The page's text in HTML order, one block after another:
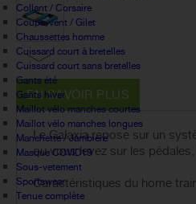
Collant / Corsaire
Coupe-vent / Gilet
Chaussettes homme
Cuissard court à bretelles
Cuissard court sans bretelles
Gants été
Gants hiver
Maillot vélo manches courtes
Maillot vélo manches longues
Manchette / Jambiere
Masque COVID19
Sous-vetement
Sportswear
Tenue complète
EN SAVOIR PLUS
Le Galaxia repose sur un
ou vous levez sur les
Caractéristiques du home